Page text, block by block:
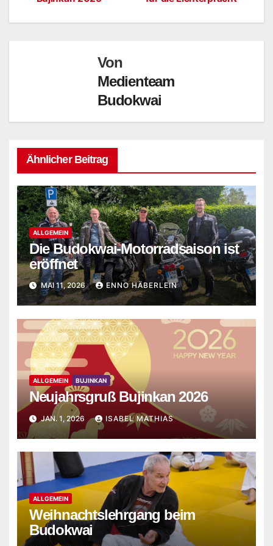
Von
Medienteam
Budokwai
Ähnlicher Beitrag
ALLGEMEIN
Die Budokwai-Motorradsaison ist
eröffnet
MAI 11, 2026 ENNO HÄBERLEIN
ALLGEMEIN BUJINKAN
Neujahrsgruß Bujinkan 2026
JAN. 1, 2026 ISABEL MATHIAS
ALLGEMEIN
Weihnachtslehrgang beim
Budokwai